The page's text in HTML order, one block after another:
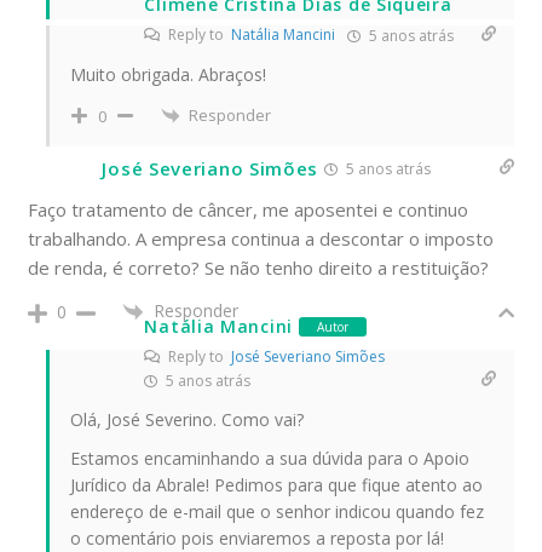
Reply to Natália Mancini 5 anos atrás
Muito obrigada. Abraços!
0 Responder
José Severiano Simões 5 anos atrás
Faço tratamento de câncer, me aposentei e continuo
trabalhando. A empresa continua a descontar o imposto
de renda, é correto? Se não tenho direito a restituição?
0 Responder
Natália Mancini Autor
Reply to José Severiano Simões
5 anos atrás
Olá, José Severino. Como vai?
Estamos encaminhando a sua dúvida para o Apoio
Jurídico da Abrale! Pedimos para que fique atento ao
endereço de e-mail que o senhor indicou quando fez
o comentário pois enviaremos a reposta por lá!